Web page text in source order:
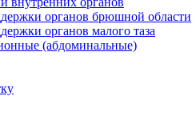
органов брюшной области
органов малого таза
(абдоминальные)